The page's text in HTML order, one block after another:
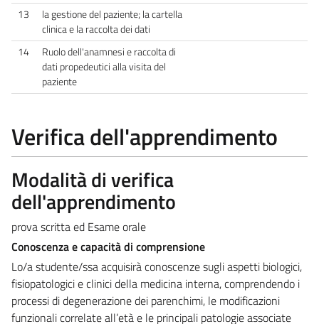
13
la gestione del paziente; la cartella
clinica e la raccolta dei dati
14
Ruolo dell'anamnesi e raccolta di
dati propedeutici alla visita del
paziente
Verifica dell'apprendimento
Modalità di verifica
dell'apprendimento
prova scritta ed Esame orale
Conoscenza e capacità di comprensione
Lo/a studente/ssa acquisirà conoscenze sugli aspetti biologici,
fisiopatologici e clinici della medicina interna, comprendendo i
processi di degenerazione dei parenchimi, le modificazioni
funzionali correlate all’età e le principali patologie associate